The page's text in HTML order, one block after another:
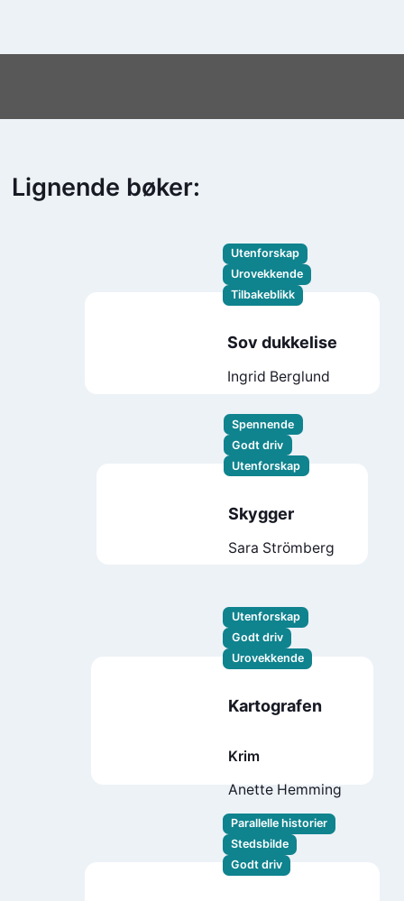
Lignende bøker:
Utenforskap
Urovekkende
Tilbakeblikk
Sov dukkelise
Ingrid Berglund
Spennende
Godt driv
Utenforskap
Skygger
Sara Strömberg
Utenforskap
Godt driv
Urovekkende
Kartografen
Krim
Anette Hemming
Parallelle historier
Stedsbilde
Godt driv